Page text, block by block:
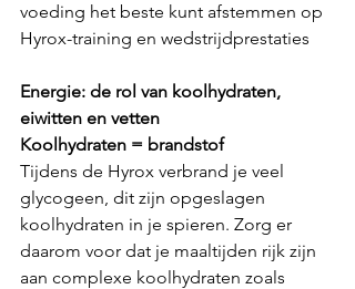
voeding het beste kunt afstemmen op
Hyrox-training en wedstrijdprestaties
Energie: de rol van koolhydraten,
eiwitten en vetten
Koolhydraten = brandstof
Tijdens de Hyrox verbrand je veel
glycogeen, dit zijn opgeslagen
koolhydraten in je spieren. Zorg er
daarom voor dat je maaltijden rijk zijn
aan complexe koolhydraten zoals